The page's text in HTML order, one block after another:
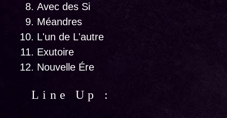
Avec des Si
Méandres
L'un de L'autre
Exutoire
Nouvelle Ére
Line Up :